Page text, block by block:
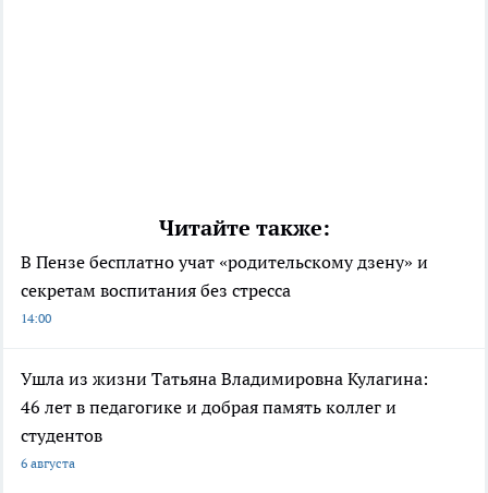
Читайте также:
В Пензе бесплатно учат «родительскому дзену» и
секретам воспитания без стресса
14:00
Ушла из жизни Татьяна Владимировна Кулагина:
46 лет в педагогике и добрая память коллег и
студентов
6 августа